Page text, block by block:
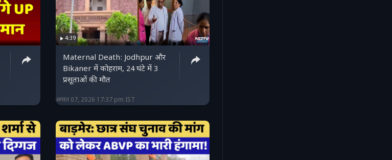
4:39
Maternal Death: Jodhpur और
Bikaner में कोहराम, 24 घंटे में 3
प्रसूताओं की मौत
अगस्त 07, 2026 17:37 pm IST